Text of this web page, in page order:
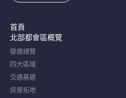
首頁
北部都會區概覽​
發展總覽
四大區域
交通基建
房屋拓地